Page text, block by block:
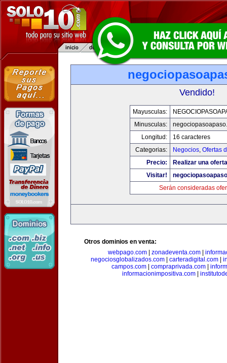
Vendido!
Mayusculas:
Minusculas:
Longitud:
16 caracteres
Categorias:
Negocios, Ofertas
Precio:
Realizar una
Visitar!
Serán consideradas
Otros dominios en venta:
webpago.com
zonadeventa.com
negociosglobalizados.com
carteradigital.com
campos.com
compraprivada.com
informacionimpositiva.com